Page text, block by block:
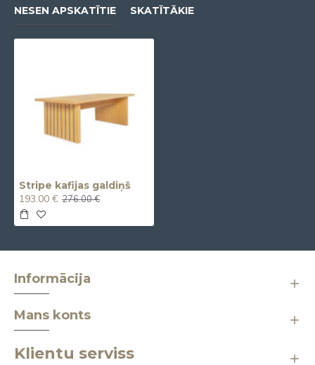
NESEN APSKATĪTIE SKATĪTĀKIE
Stripe kafijas galdiņš
193.00 € 276.00 €
Informācija
Mans konts
Klientu serviss